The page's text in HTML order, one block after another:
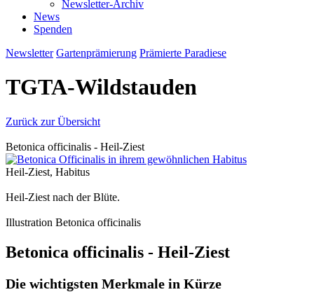
Newsletter-Archiv
News
Spenden
Newsletter Gartenprämierung Prämierte Paradiese
TGTA-Wildstauden
Zurück zur Übersicht
Betonica officinalis - Heil-Ziest
Heil-Ziest, Habitus
Heil-Ziest nach der Blüte.
Illustration Betonica officinalis
Betonica officinalis - Heil-Ziest
Die wichtigsten Merkmale in Kürze